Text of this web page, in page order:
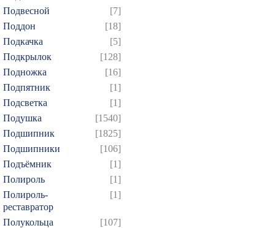
Подвесной
[7]
Поддон
[18]
Подкачка
[5]
Подкрылок
[128]
Подножка
[16]
Подпятник
[1]
Подсветка
[1]
Подушка
[1540]
Подшипник
[1825]
Подшипники
[106]
Подъёмник
[1]
Полироль
[1]
Полироль-
реставратор
[1]
Полукольца
[107]